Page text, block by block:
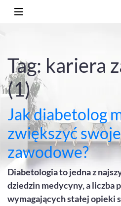
Tag: kariera
(1)
Jak diabetolog
zwiększyć
zawodowe?
Diabetologia to jedna z
dziedzin medycyny, a liczba
wymagających stałej opieki